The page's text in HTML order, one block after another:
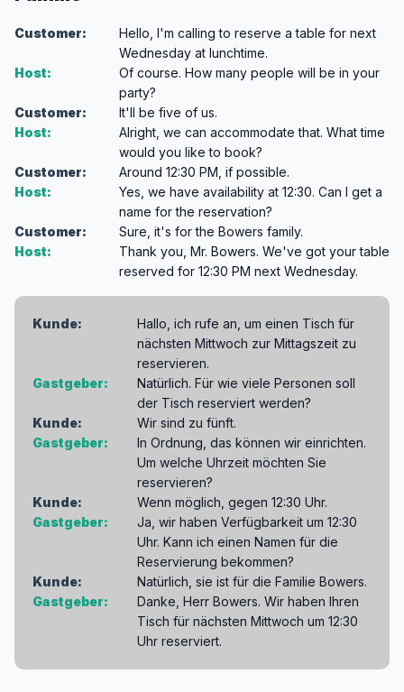
Customer:
Hello, I'm calling to reserve a table for next
Wednesday at lunchtime.
Host:
Of course. How many people will be in your
party?
Customer:
It'll be five of us.
Host:
Alright, we can accommodate that. What time
would you like to book?
Customer:
Around 12:30 PM, if possible.
Host:
Yes, we have availability at 12:30. Can I get a
name for the reservation?
Customer:
Sure, it's for the Bowers family.
Host:
Thank you, Mr. Bowers. We've got your table
reserved for 12:30 PM next Wednesday.
Kunde:
Hallo, ich rufe an, um einen Tisch für
nächsten Mittwoch zur Mittagszeit zu
reservieren.
Gastgeber:
Natürlich. Für wie viele Personen soll
der Tisch reserviert werden?
Kunde:
Wir sind zu fünft.
Gastgeber:
In Ordnung, das können wir einrichten.
Um welche Uhrzeit möchten Sie
reservieren?
Kunde:
Wenn möglich, gegen 12:30 Uhr.
Gastgeber:
Ja, wir haben Verfügbarkeit um 12:30
Uhr. Kann ich einen Namen für die
Reservierung bekommen?
Kunde:
Natürlich, sie ist für die Familie Bowers.
Gastgeber:
Danke, Herr Bowers. Wir haben Ihren
Tisch für nächsten Mittwoch um 12:30
Uhr reserviert.